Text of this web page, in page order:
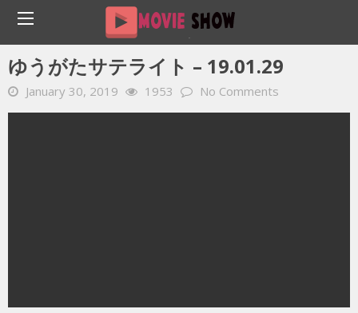
Home YOUTUBE 動画 毎日 ゆうがたサテライト – 19.01.29
ゆうがたサテライト – 19.01.29
January 30, 2019 1953 No Comments